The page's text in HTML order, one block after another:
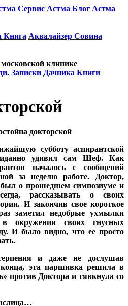
Сервис Астма Блог Астма
Книга Аквалайзер Совина
клинике
Записки Дачника Книги
докторской
субботу аспирантской
удивил сам Шеф. Как
началось с сообщений
за неделю работе. Доктор,
о прошедшем симпозиуме и
рассказывать о своих
И закончив свое короткое
заметил недобрые ухмылки
окружении своих гнусных
И было видно, что ее просто
и даже не дослушав
эта паршивка решила в
против Доктора и тявкнула со